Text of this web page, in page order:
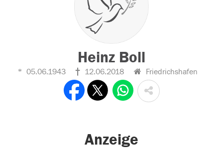
Heinz Boll
05.06.1943 12.06.2018 Friedrichshafen
Anzeige